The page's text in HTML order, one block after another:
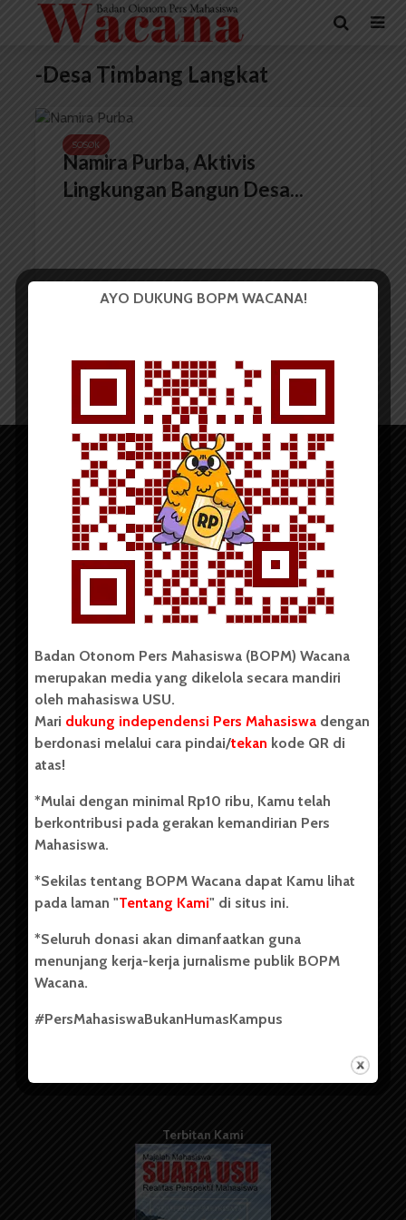
-Desa Timbang Langkat
SOSOK
Namira Purba, Aktivis
Lingkungan Bangun Desa...
Copyright © 2023. All rights reserved BOPM WACANA.
Badan Otonom Pers Mahasiswa (BOPM) Wacana merupakan
pers mahasiswa yang berdiri di luar kampus dan dikelola
secara mandiri oleh mahasiswa Universitas Sumatera Utara
(USU). Sebelumnya BOPM Wacana merupakan salah satu
Unit Kegiatan Mahasiswa (UKM) di Universitas Sumatera
berdiri pada 1 Juli 1995.
Kontribusi
Info Iklan
Pedoman Media Siber
Kode Etik Jurnalistik
Terbitan Kami
AYO DUKUNG BOPM WACANA!
Badan Otonom Pers Mahasiswa (BOPM) Wacana
merupakan media yang dikelola secara mandiri
oleh mahasiswa USU.
Mari dukung independensi Pers Mahasiswa dengan
berdonasi melalui cara pindai/tekan kode QR di
atas!
*Mulai dengan minimal Rp10 ribu, Kamu telah
berkontribusi pada gerakan kemandirian Pers
Mahasiswa.
*Sekilas tentang BOPM Wacana dapat Kamu lihat
pada laman "Tentang Kami" di situs ini.
*Seluruh donasi akan dimanfaatkan guna
menunjang kerja-kerja jurnalisme publik BOPM
Wacana.
#PersMahasiswaBukanHumasKampus